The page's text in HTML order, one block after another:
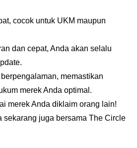
, cocok untuk UKM maupun
dan cepat, Anda akan selalu
, memastikan
merek Anda optimal.
merek Anda diklaim orang lain!
sekarang juga bersama The Circle